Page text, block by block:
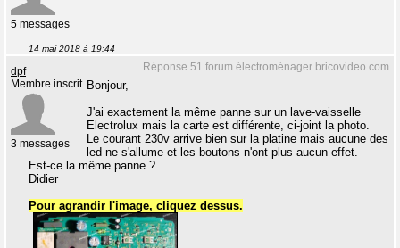
5 messages
14 mai 2018 à 19:44
Réponse 51 forum électroménager bricovideo.com
dpf
Membre inscrit
3 messages
Bonjour,
J'ai exactement la même panne sur un lave-vaisselle
Electrolux mais la carte est différente, ci-joint la photo.
Le courant 230v arrive bien sur la platine mais aucune des
led ne s'allume et les boutons n'ont plus aucun effet.
Est-ce la même panne ?
Didier
Pour agrandir l'image, cliquez dessus.